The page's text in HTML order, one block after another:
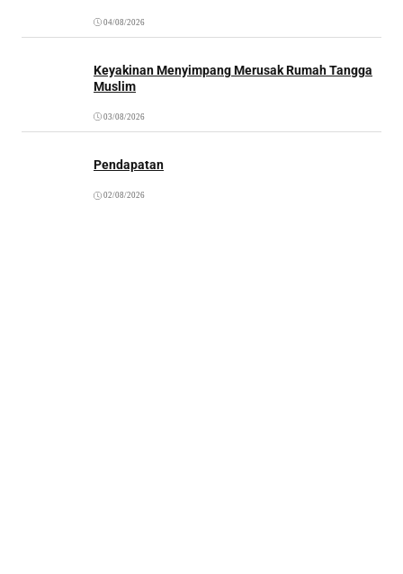
04/08/2026
Keyakinan Menyimpang Merusak Rumah Tangga
Muslim
03/08/2026
Pendapatan
02/08/2026